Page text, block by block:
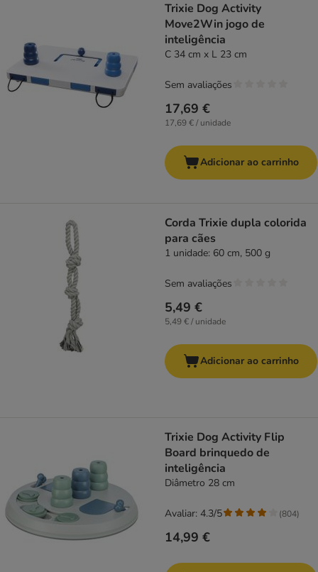
Trixie Dog Activity
Move2Win jogo de
inteligência
C 34 cm x L 23 cm
17,69 €
17,69 € / unidade
Sem avaliações
Adicionar ao carrinho
Corda Trixie dupla colorida
para cães
1 unidade: 60 cm, 500 g
5,49 €
5,49 € / unidade
Sem avaliações
Adicionar ao carrinho
Trixie Dog Activity Flip
Board brinquedo de
inteligência
Diâmetro 28 cm
14,99 €
Avaliar: 4.3/5 (804)